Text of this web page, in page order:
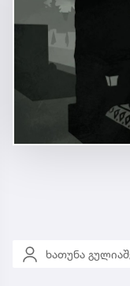
ხათუნა